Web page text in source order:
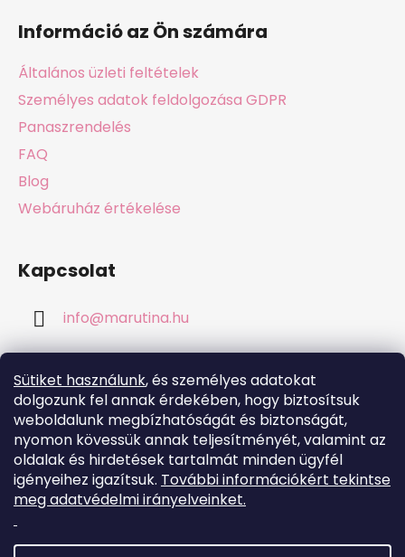
Sütiket használunk, és személyes adatokat
dolgozunk fel annak érdekében, hogy biztosítsuk
weboldalunk megbízhatóságát és biztonságát,
nyomon kövessük annak teljesítményét, valamint az
oldalak és hirdetések tartalmát minden ügyfél
igényeihez igazítsuk. További információkért tekintse
meg adatvédelmi irányelveinket.
Információ az Ön számára
Általános üzleti feltételek
Személyes adatok feldolgozása GDPR
Panaszrendelés
FAQ
Blog
Webáruház értékelése
Kapcsolat
info@marutina.hu
Online fizetési lehetőséget biztosítunk